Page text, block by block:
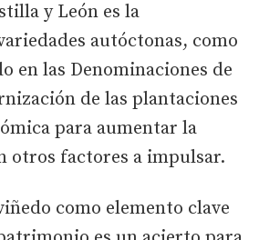
y León es la
autóctonas, como
en las Denominaciones de
de las plantaciones
para aumentar la
otros factores a impulsar.
como elemento clave